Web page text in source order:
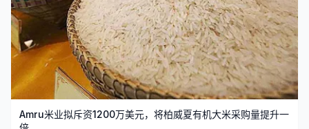
Amru米业拟斥资1200万美元，将柏威夏有机大米采购量提升一